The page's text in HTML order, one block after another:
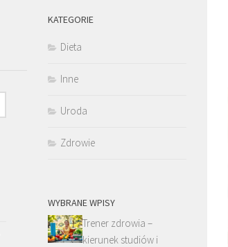
KATEGORIE
Dieta
Inne
Uroda
Zdrowie
WYBRANE WPISY
Trener zdrowia –
kierunek studiów i